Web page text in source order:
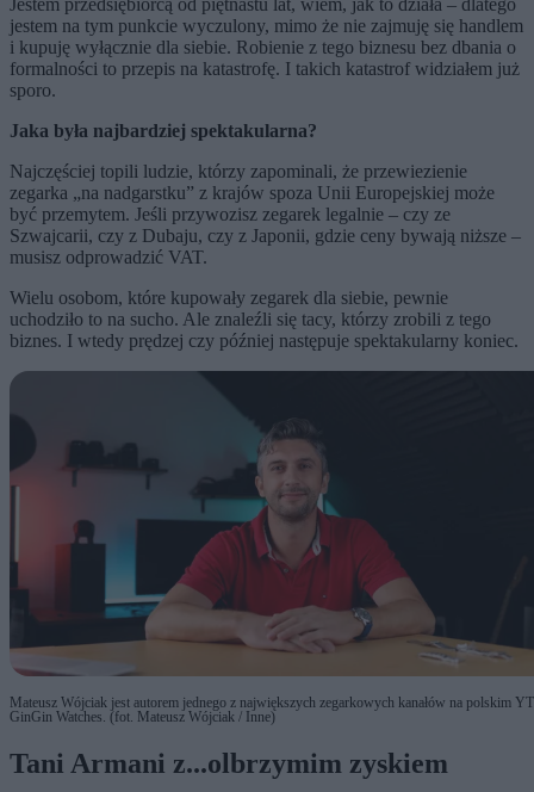
jestem na tym punkcie wyczulony, mimo że nie zajmuję się handlem
i kupuję wyłącznie dla siebie. Robienie z tego biznesu bez dbania o
formalności to przepis na katastrofę. I takich katastrof widziałem już
sporo.
Jaka była najbardziej spektakularna?
Najczęściej topili ludzie, którzy zapominali, że przewiezienie
zegarka „na nadgarstku” z krajów spoza Unii Europejskiej może
być przemytem. Jeśli przywozisz zegarek legalnie – czy ze
Szwajcarii, czy z Dubaju, czy z Japonii, gdzie ceny bywają niższe –
musisz odprowadzić VAT.
Wielu osobom, które kupowały zegarek dla siebie, pewnie
uchodziło to na sucho. Ale znaleźli się tacy, którzy zrobili z tego
biznes. I wtedy prędzej czy później następuje spektakularny koniec.
Mateusz Wójciak jest autorem jednego z największych zegarkowych kanałów na polskim
GinGin Watches. (fot. Mateusz Wójciak / Inne)
Tani Armani z...olbrzymim zyskiem